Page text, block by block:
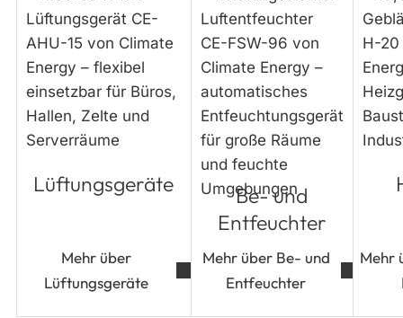
Lüftungsgeräte
Mehr über
Lüftungsgeräte
Entfeuchter
Be- und
Entfeuchter
Mehr über Be- und
Entfeuchter
Mehr